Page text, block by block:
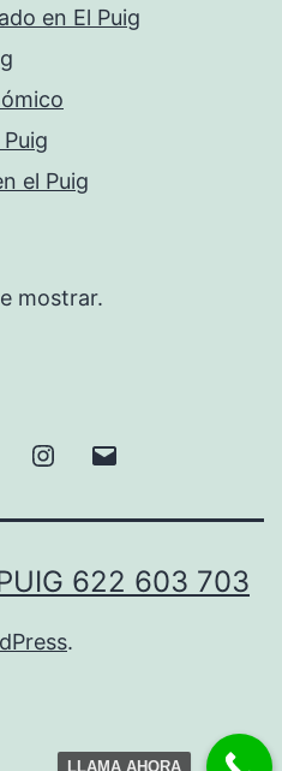
en El Puig
el Puig
mostrar.
Twitter Instagram
622 603 703
.
LLAMA AHORA